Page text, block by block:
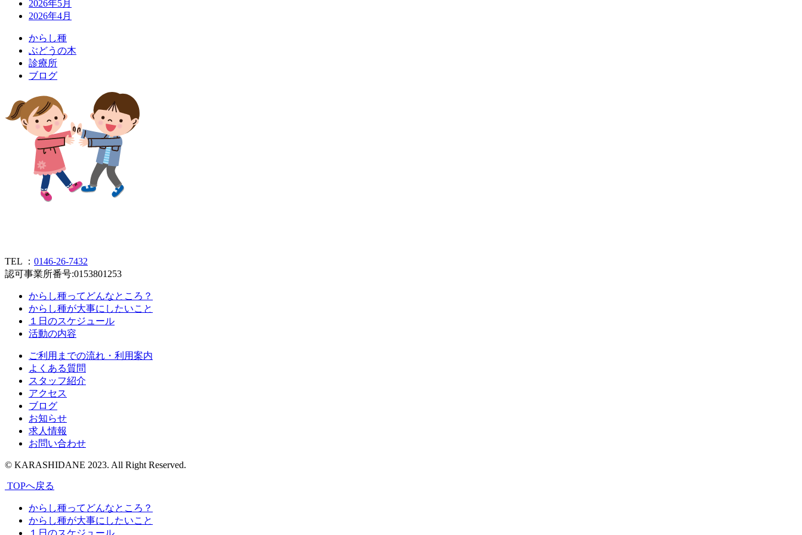
2026年5月
2026年4月
から し種
ぶどう の木
診療所
ブロ グ
TEL ： 0146-26-7432
認可事業所番号:0153801253
からし種ってどんなところ？
からし種が大事にしたいこと
１日のスケジュール
活動の内容
ご利用までの流れ・利用案内
よくある質問
スタッフ紹介
アクセス
ブログ
お知らせ
求人情報
お問い合わせ
© KARASHIDANE 2023. All Right Reserved.
TOPへ戻る
からし種ってどんなところ？
からし種が大事にしたいこと